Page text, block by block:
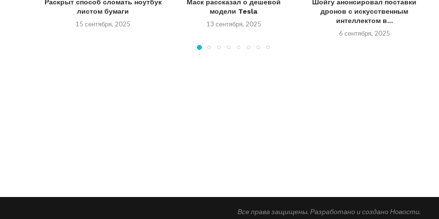
Раскрыт способ сломать ноутбук
листом бумаги
15 сентября, 2025
Маск рассказал о дешевой
модели Tesla
13 сентября, 2025
Шойгу анонсировал поставки
дронов с искусственным
интеллектом в...
6 сентября, 2025
Все права защищены. Разработано и создано Новости.